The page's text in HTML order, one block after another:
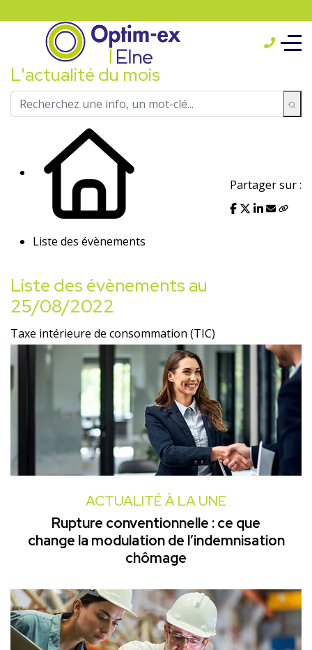
L'actualité du mois
Liste des évènements
Partager sur :
Liste des évènements au
25/08/2022
Taxe intérieure de consommation (TIC)
ACTUALITÉ À LA UNE
Rupture conventionnelle : ce que
change la modulation de l’indemnisation
chômage